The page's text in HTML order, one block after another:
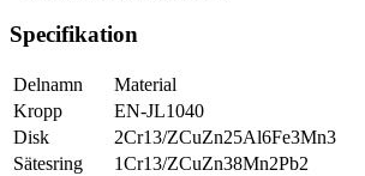
Specifikation
Delnamn
Material
Kropp
EN-JL1040
Disk
2Cr13/ZCuZn25Al6Fe3Mn3
Sätesring
1Cr13/ZCuZn38Mn2Pb2